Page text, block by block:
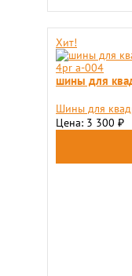
Хит!
шины для
Шины для
Цена: 3 300 ₽